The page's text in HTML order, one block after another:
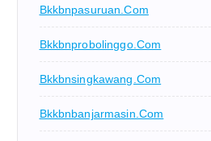
Bkkbnpasuruan.com
Bkkbnprobolinggo.com
Bkkbnsingkawang.com
Bkkbnbanjarmasin.com